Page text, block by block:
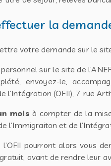
la
votre demande sur le
sur le site de
envoyez-le,
l’Intégration (OFII), 7 rue
mois à compter de la
l’Immigraiton et de
l’OFII pourront alors vous
avant de rendre leur